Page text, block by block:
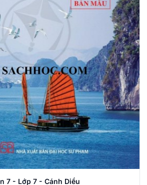
7 - Lớp 7 - Cánh Diều